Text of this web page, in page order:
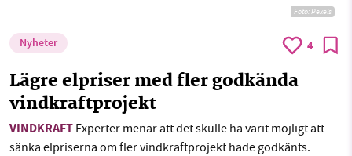
Foto:Pexels
Nyheter 4
Lägre elpriser med fler godkända
vindkraftprojekt
VINDKRAFT Experter menar att det skulle ha varit möjligt att
sänka elpriserna om fler vindkraftprojekt hade godkänts.